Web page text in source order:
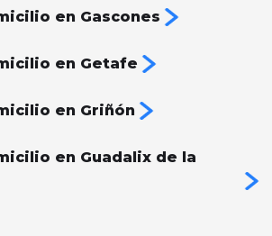
en Gascones
en Getafe
en Griñón
en Guadalix de la